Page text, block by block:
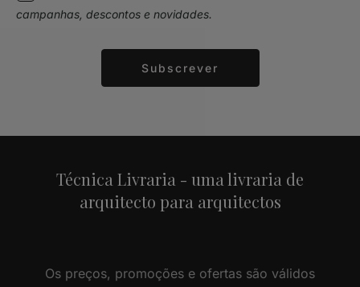
campanhas, descontos e novidades.
Subscrever
Técnica Livraria - uma livraria de
arquitecto para arquitectos
Os preços, promoções e ofertas são válidos